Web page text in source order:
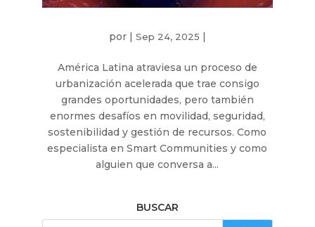
por Sep 24, 2025
América Latina atraviesa un proceso de
urbanización acelerada que trae consigo
grandes oportunidades, pero también
enormes desafíos en movilidad, seguridad,
sostenibilidad y gestión de recursos. Como
especialista en Smart Communities y como
alguien que conversa a...
BUSCAR